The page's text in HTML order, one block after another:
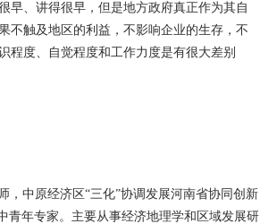
早、讲得很早，但是地方政府真正作为其自
不触及地区的利益，不影响企业的生存，不
程度、自觉程度和工作力度是有很大差别
，中原经济区“三化”协调发展河南省协同创新
青年专家。主要从事经济地理学和区域发展研